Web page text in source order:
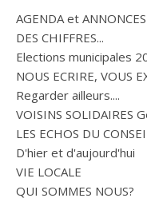
AGENDA et ANNONCES
DES CHIFFRES...
Elections municipales
NOUS ECRIRE, VOUS
Regarder ailleurs....
VOISINS SOLIDAIRES
LES ECHOS DU
D'hier et d'aujourd'hui
VIE LOCALE
QUI SOMMES NOUS?